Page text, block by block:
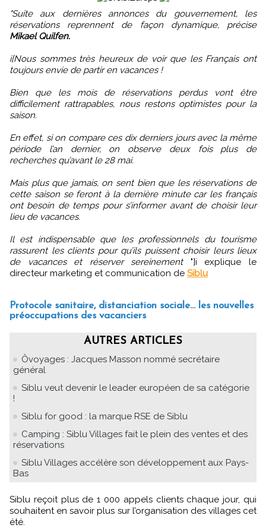
"Suite aux dernières annonces du gouvernement, les
réservations reprennent de façon dynamique, précise
Mikael Quilfen.
i[Nous sommes très heureux de voir que les Français ont
toujours envie de partir en vacances !
Bien que les mois de réservations perdus vont être
difficilement rattrapables, nous restons optimistes pour la
saison.
En effet, si on compare ces dix derniers jours avec la même
période l’an dernier, on observe deux fois plus de
recherches qu’avant le 28 mai.
Mais plus que jamais, on sent bien que les réservations de
cette saison se feront à la dernière minute car les français
ont besoin de temps pour s’informer avant de choisir leur
lieu de vacances.
Il est indispensable que les professionnels du tourisme
rassurent les clients pour qu’ils puissent choisir leurs lieux
de vacances et réserver sereinement "]i explique le
directeur marketing et communication de Siblu
Protocole sanitaire, distanciation sociale… les nouvelles
préoccupations des vacanciers
AUTRES ARTICLES
Ôvoyages : Jacques Masson nommé secrétaire
général
Siblu veut devenir le leader européen de sa catégorie
!
Siblu for good : la marque RSE de Siblu
Camping : Siblu Villages fait le plein des ventes et des
réservations
Siblu Villages accélère son développement aux Pays-
Bas
Siblu reçoit plus de 1 000 appels clients chaque jour, qui
souhaitent en savoir plus sur l’organisation des villages cet
été.